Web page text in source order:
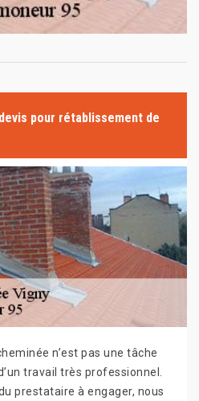
pour rétablissement de
n’est pas une tâche
travail très professionnel.
prestataire à engager, nous